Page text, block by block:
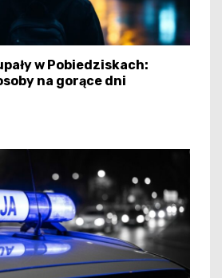
w Pobiedziskach:
na gorące dni